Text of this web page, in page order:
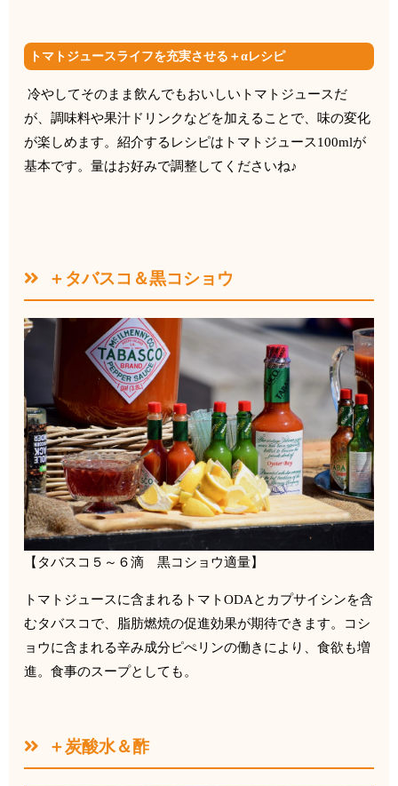
トマトジュースライフを充実させる＋αレシピ
冷やしてそのまま飲んでもおいしいトマトジュースだ
が、調味料や果汁ドリンクなどを加えることで、 味の変化
が楽しめます。紹介するレシピはトマトジュース100mlが
基本です。量はお好みで調整してくださいね♪
＋タバスコ＆黒コショウ
【タバスコ５～６滴 黒コショウ適量】
トマトジュースに含まれるトマトODAとカプサイシンを含
むタバスコで、脂肪燃焼の促進効果が期待できます。
コシ
ョウに含まれる辛み成分ピぺリンの働きにより、食欲も増
進。食事のスープとしても。
＋炭酸水＆酢